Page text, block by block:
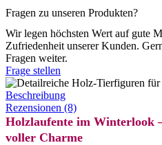
Fragen zu unseren Produkten?
Wir legen höchsten Wert auf gute
Zufriedenheit unserer Kunden.
Fragen weiter.
Frage stellen
Beschreibung
Rezensionen (8)
Holzlaufente im Winterlook
voller Charme